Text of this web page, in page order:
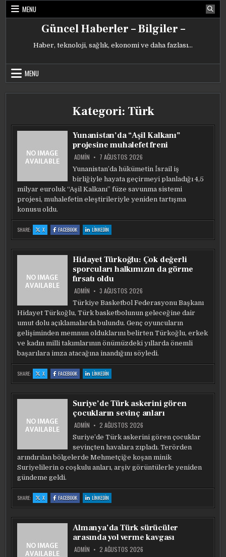
Skip
MENU
Güncel Haberler – Bilgiler –
Haber, teknoloji, sağlık, ekonomi ve daha fazlası…
MENU
Kategori: Türk
Yunanistan’da “Aşil Kalkanı”
projesine muhalefet freni
ADMIN 7 AĞUSTOS 2026
Yunanistan’da hükümetin İsrail iş
birliğiyle hayata geçirmeyi planladığı 4,5
milyar euroluk “Aşil Kalkanı” füze savunma sistemi
projesi, muhalefetin eleştirileriyle yeniden tartışma
konusu oldu.
SHARE: X:
YUNANISTAN’DA
“AŞIL
PROJESINE
MUHALEFET
FACEBOOK:
YUNANISTAN’DA
“AŞIL
PROJESINE
FRENI
LINKEDIN
YUNANISTAN’DA
“AŞIL
PROJESINE
FRENI
Hidayet Türkoğlu: Çok değerli
sporcuları halkımızın da görme
fırsatı oldu
ADMIN 3 AĞUSTOS 2026
Türkiye Basketbol Federasyonu Başkanı
Hidayet Türkoğlu, Türk basketbolunun geleceğine dair
umut dolu açıklamalarda bulundu. Genç oyuncuların
gelişiminden memnun olduklarını belirten Türkoğlu, erkek
ve kadın milli takımlarının önümüzdeki yıllarda önemli
başarılara imza atacağına inandığını söyledi.
SHARE: X:
HIDAYET
TÜRKOĞLU:
DEĞERLI
SPORCULARI
FIRSATI
OLDU
FACEBOOK:
HIDAYET
TÜRKOĞLU:
DEĞERLI
HALKIMIZIN
DA
GÖRME
OLDU
LINKEDIN
HIDAYET
TÜRKOĞLU:
DEĞERLI
HALKIMIZIN
DA
GÖRME
OLDU
Suriye’de Türk askerini gören
çocukların sevinç anları
ADMIN 2 AĞUSTOS 2026
Suriye’de Türk askerini gören çocuklar
sevinçten havalara zıpladı. Terörden
arındırılan bölgelerde Mehmetçiğe koşan minik
Suriyelilerin o coşkulu anları, arşiv görüntülerle yeniden
gündeme geldi.
SHARE: X:
SURIYE’DE
TÜRK
GÖREN
ÇOCUKLARIN
FACEBOOK:
SURIYE’DE
TÜRK
GÖREN
SEVINÇ
ANLARI
LINKEDIN
SURIYE’DE
TÜRK
GÖREN
SEVINÇ
ANLARI
Almanya’da Türk sürücüler
arasında yol verme kavgası
ADMIN 2 AĞUSTOS 2026